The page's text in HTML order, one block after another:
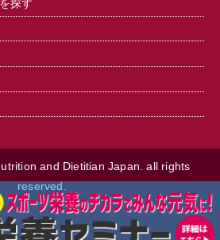
探す
and Dietitian Japan. all rights
reserved.